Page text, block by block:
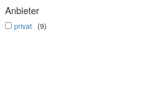
Anbieter
undefined
privat (9)